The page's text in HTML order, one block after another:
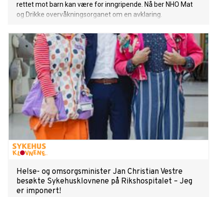
rettet mot barn kan være for inngripende. Nå ber NHO Mat
og Drikke overvåkningsorganet om en avklaring.
Helse- og omsorgsminister Jan Christian Vestre
besøkte Sykehusklovnene på Rikshospitalet – Jeg
er imponert!